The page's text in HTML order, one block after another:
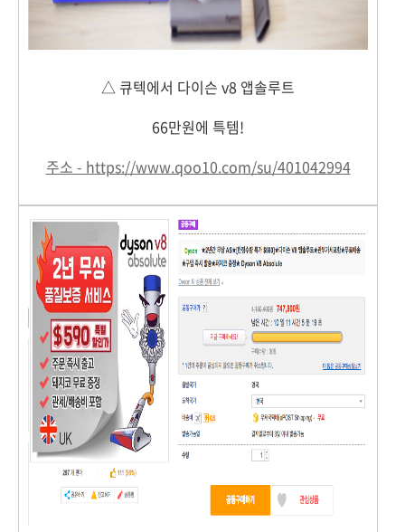
△ 큐텍에서 다이슨 v8 앱솔루트
66만원에 특템!
주소 - https://www.qoo10.com/su/401042994